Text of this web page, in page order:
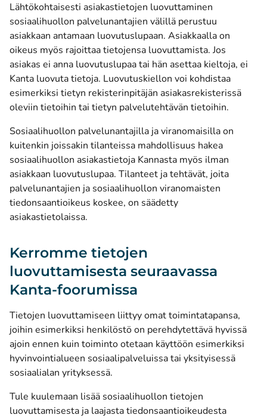
Lähtökohtaisesti asiakastietojen luovuttaminen
sosiaalihuollon palvelunantajien välillä perustuu
asiakkaan antamaan luovutuslupaan. Asiakkaalla on
oikeus myös rajoittaa tietojensa luovuttamista. Jos
asiakas ei anna luovutuslupaa tai hän asettaa kieltoja, ei
Kanta luovuta tietoja. Luovutuskiellon voi kohdistaa
esimerkiksi tietyn rekisterinpitäjän asiakasrekisterissä
oleviin tietoihin tai tietyn palvelutehtävän tietoihin.
Sosiaalihuollon palvelunantajilla ja viranomaisilla on
kuitenkin joissakin tilanteissa mahdollisuus hakea
sosiaalihuollon asiakastietoja Kannasta myös ilman
asiakkaan luovutuslupaa. Tilanteet ja tehtävät, joita
palvelunantajien ja sosiaalihuollon viranomaisten
tiedonsaantioikeus koskee, on säädetty
asiakastietolaissa.
Kerromme tietojen
luovuttamisesta seuraavassa
Kanta-foorumissa
Tietojen luovuttamiseen liittyy omat toimintatapansa,
joihin esimerkiksi henkilöstö on perehdytettävä hyvissä
ajoin ennen kuin toiminto otetaan käyttöön esimerkiksi
hyvinvointialueen sosiaalipalveluissa tai yksityisessä
sosiaalialan yrityksessä.
Tule kuulemaan lisää sosiaalihuollon tietojen
luovuttamisesta ja laajasta tiedonsaantioikeudesta